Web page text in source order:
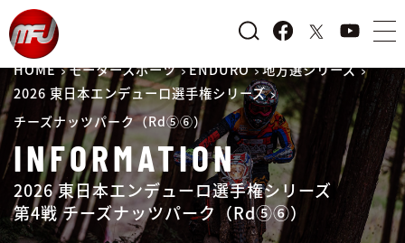
HOME モータースポーツ ENDURO
地方選シリーズ
2026 東日本エンデューロ選手権シリーズ
チーズナッツパーク（Rd⑤⑥）
INFORMATION
2026 東日本エンデューロ選手権シリーズ
第4戦 チーズナッツパーク（Rd⑤⑥）